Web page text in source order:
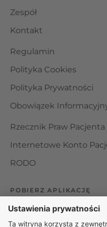
Zespół
Kontakt
Regulamin
Polityka Cookies
Polityka Prywatności
Obowiązek
Rzecznik Praw Pacjenta
Internetowe Konto
RODO
POBIERZ APLIKACJĘ